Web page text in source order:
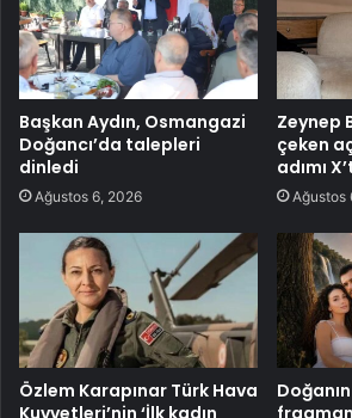
Başkan Aydın, Osmangazi
Doğancı’da talepleri
dinledi
Ağustos 6, 2026
Zeynep
çeken
adımı
Ağustos
Özlem Karapınar Türk Hava